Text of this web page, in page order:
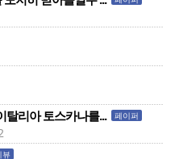
탈리아 토스카나를... 페이퍼
뷰